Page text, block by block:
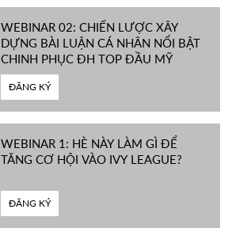
WEBINAR 02: CHIẾN LƯỢC XÂY
DỰNG BÀI LUẬN CÁ NHÂN NỔI BẬT
CHINH PHỤC ĐH TOP ĐẦU MỸ
ĐĂNG KÝ
WEBINAR 1: HÈ NÀY LÀM GÌ ĐỂ
TĂNG CƠ HỘI VÀO IVY LEAGUE?
ĐĂNG KÝ